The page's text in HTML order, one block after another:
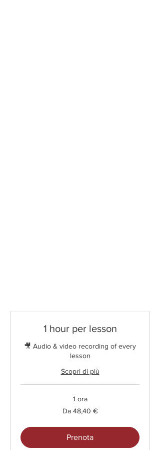
1 hour per lesson
🎥 Audio & video recording of every
lesson
Scopri di più
1 ora
Da 48,40 €
Prenota